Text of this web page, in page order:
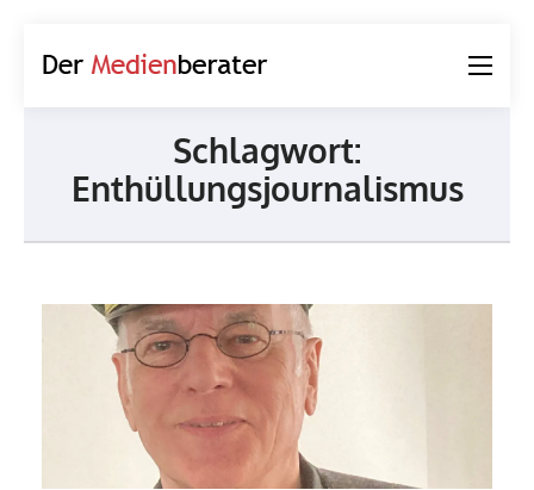
Schlagwort:
Enthüllungsjournalismus